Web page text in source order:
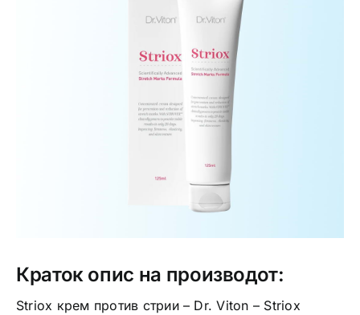
Медицински апрати
Краток опис на производот:
Striox крем против стрии – Dr. Viton – Striox